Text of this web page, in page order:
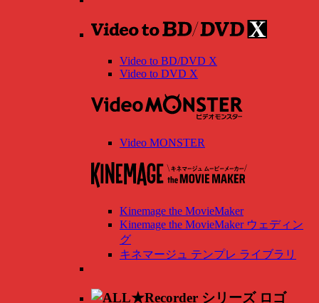
Video to BD/DVD X
Video to DVD X
Video MONSTER
Kinemage the MovieMaker
Kinemage the MovieMaker ウェディン
グ
キネマージュ テンプレ ライブラリ